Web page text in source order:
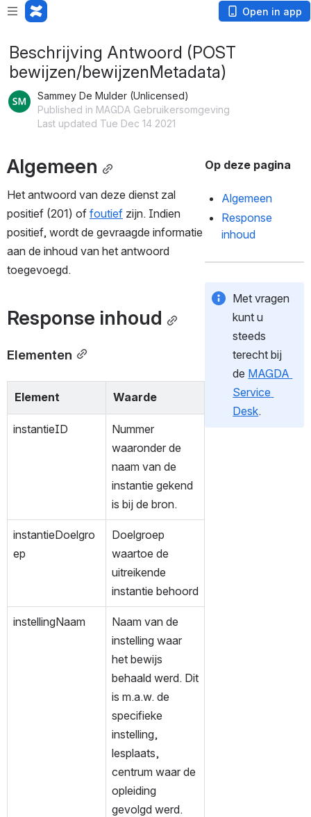
Open in app
Beschrijving Antwoord (POST
bewijzen/bewijzenMetadata)
Sammey De Mulder (Unlicensed)
Published in MAGDA Gebruikersomgeving
Last updated Tue Dec 14 2021
Algemeen
Het antwoord van deze dienst zal
positief (201) of foutief zijn. Indien
positief, wordt de gevraagde informatie
aan de inhoud van het antwoord
toegevoegd.
Response inhoud
Elementen
Element Waarde
instantieID
Nummer
waaronder de
naam van de
instantie gekend
is bij de bron.
instantieDoelgro
ep
Doelgroep
waartoe de
uitreikende
instantie behoord
instellingNaam
Naam van de
instelling waar
het bewijs
behaald werd. Dit
is m.a.w. de
specifieke
instelling,
lesplaats,
centrum waar de
opleiding
gevolgd werd.
Op deze pagina
Algemeen
Response
inhoud
Met vragen
kunt u
steeds
terecht bij
de MAGDA
Service
Desk.